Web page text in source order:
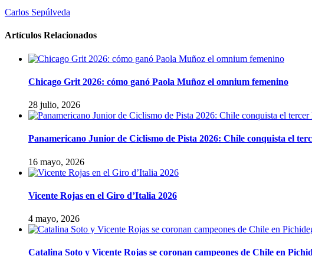
Carlos Sepúlveda
Artículos Relacionados
Chicago Grit 2026: cómo ganó Paola Muñoz el omnium femenino
28 julio, 2026
Panamericano Junior de Ciclismo de Pista 2026: Chile conquista el
16 mayo, 2026
Vicente Rojas en el Giro d’Italia 2026
4 mayo, 2026
Catalina Soto y Vicente Rojas se coronan campeones de Chile en